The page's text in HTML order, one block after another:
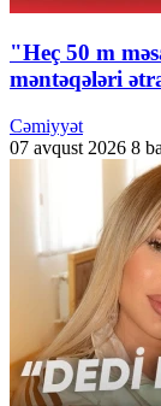
"Heç 50 m
məntəqələri
Cəmiyyət
07 avqust 2026 8